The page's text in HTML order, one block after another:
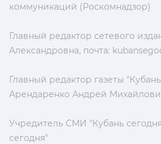
коммуникаций (Роскомнадзор)
Главный редактор сетевого
Александровна, почта:
Главный редактор газеты
Арендаренко Андрей
Учредитель СМИ "Кубань
сегодня"